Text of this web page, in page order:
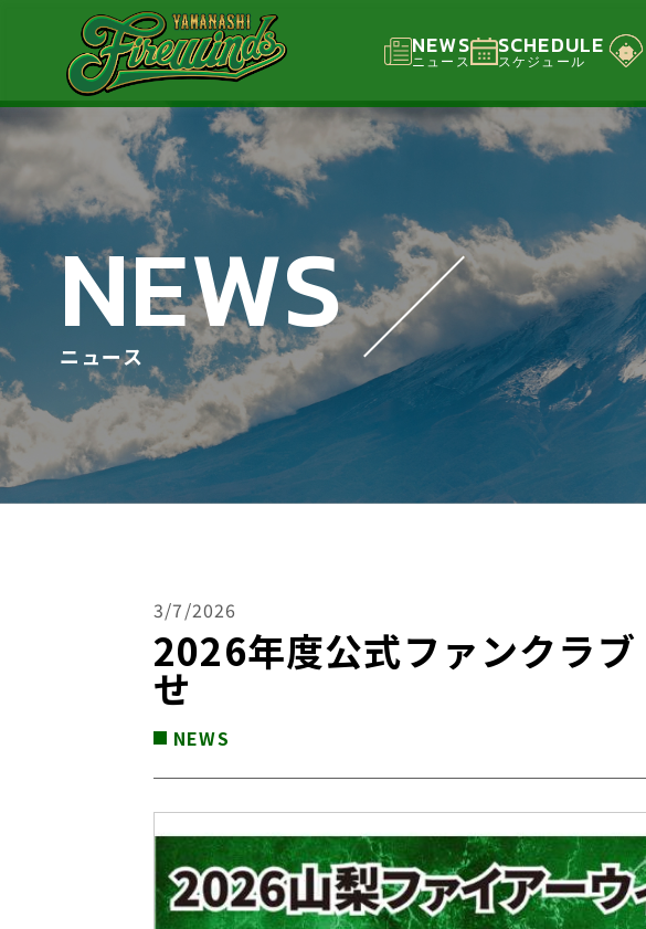
NEWS
ニュース
SCHEDULE
スケジュール
NEWS
ニュース
3/7/2026
2026年度公式ファンクラ
せ
NEWS